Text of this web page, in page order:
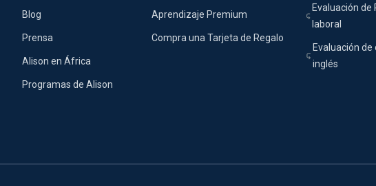
Blog
Prensa
Alison en África
Programas de Alison
Aprendizaje Premium
Compra una Tarjeta de Regalo
Evaluación de
laboral
Evaluación de
inglés